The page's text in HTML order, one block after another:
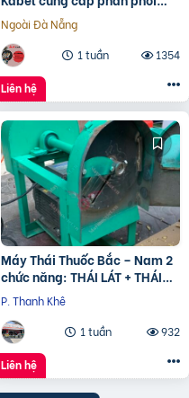
độc quyền
Ngoài Đà Nẵng
1 tuần
1354
Liên hệ
Máy Thái Thuốc Bắc – Nam 2
chức năng: THÁI LÁT + THÁI
KHÚC
P. Thanh Khê
1 tuần
932
Liên hệ